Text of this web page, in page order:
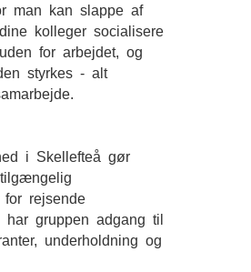
man kan slappe af
kolleger socialisere
for arbejdet, og
styrkes - alt
i Skellefteå gør
for rejsende
har gruppen adgang til
underholdning og